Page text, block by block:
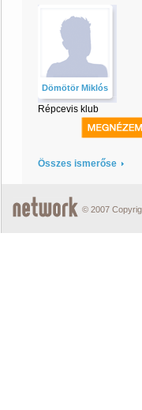
Dömötör Miklós
Répcevis klub
Összes ismerőse
© 2007